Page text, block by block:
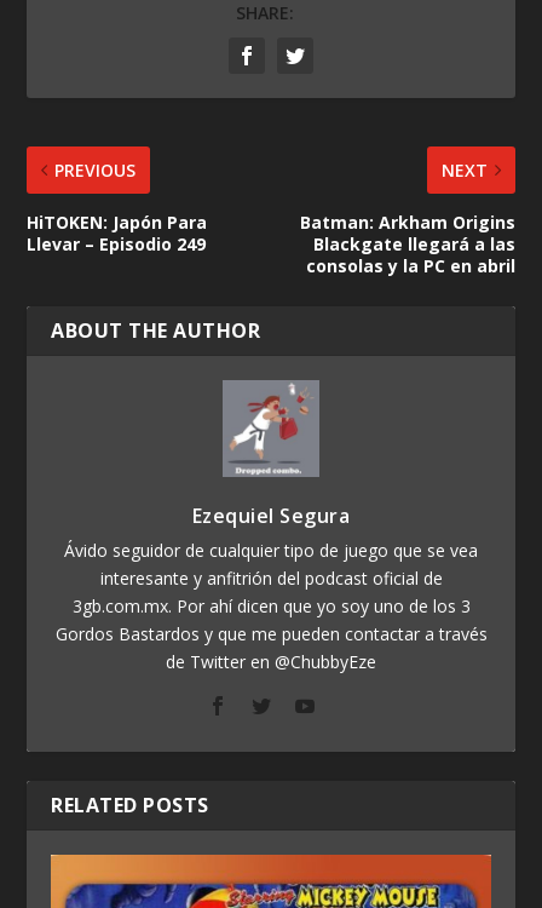
SHARE:
PREVIOUS
HiTOKEN: Japón Para
Llevar – Episodio 249
NEXT
Batman: Arkham Origins
Blackgate llegará a las
consolas y la PC en abril
ABOUT THE AUTHOR
Ezequiel Segura
Ávido seguidor de cualquier tipo de juego que se vea
interesante y anfitrión del podcast oficial de
3gb.com.mx. Por ahí dicen que yo soy uno de los 3
Gordos Bastardos y que me pueden contactar a través
de Twitter en @ChubbyEze
RELATED POSTS